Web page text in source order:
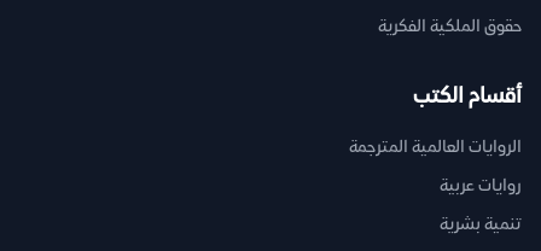
حقوق الملكية الفكرية
أقسام الكتب
الروايات العالمية المترجمة
روايات عربية
تنمية بشرية